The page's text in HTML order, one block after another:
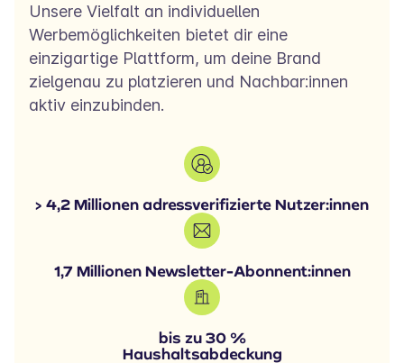
> 4,2 Millionen adressverifizierte Nutzer:innen
1,7 Millionen Newsletter-Abonnent:innen
bis zu 30 %
Haushaltsabdeckung
Unsere Vielfalt an individuellen
Werbemöglichkeiten bietet dir eine
einzigartige Plattform, um deine Brand
zielgenau zu platzieren und Nachbar:innen
aktiv einzubinden.